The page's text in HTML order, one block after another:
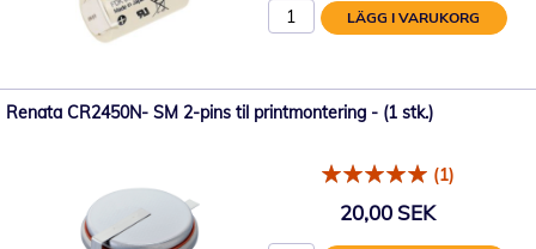
LÄGG I VARUKORG
Renata CR2450N- SM 2-pins til printmontering - (1 stk.)
(1)
20,00 SEK